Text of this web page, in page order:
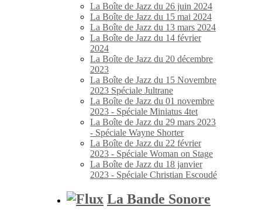
La Boîte de Jazz du 26 juin 2024
La Boîte de Jazz du 15 mai 2024
La Boîte de Jazz du 13 mars 2024
La Boîte de Jazz du 14 février
2024
La Boîte de Jazz du 20 décembre
2023
La Boîte de Jazz du 15 Novembre
2023 Spéciale Jultrane
La Boîte de Jazz du 01 novembre
2023 - Spéciale Miniatus 4tet
La Boîte de Jazz du 29 mars 2023
- Spéciale Wayne Shorter
La Boîte de Jazz du 22 février
2023 - Spéciale Woman on Stage
La Boîte de Jazz du 18 janvier
2023 - Spéciale Christian Escoudé
La Bande Sonore